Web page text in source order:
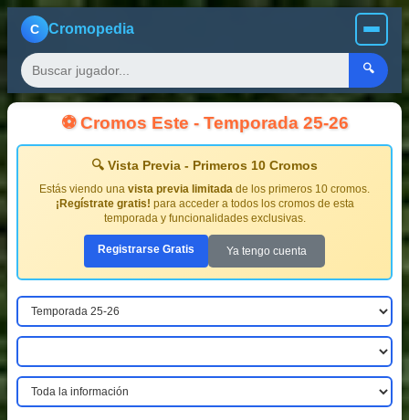
C Cromopedia
🔍
⚽ Cromos Este - Temporada 25-26
🔍 Vista Previa - Primeros 10 Cromos
Estás viendo una vista previa limitada de los primeros 10 cromos.
¡Regístrate gratis! para acceder a todos los cromos de esta
temporada y funcionalidades exclusivas.
Registrarse Gratis Ya tengo cuenta